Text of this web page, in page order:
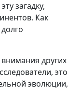
загадку,
Как
других
это
эволюции,